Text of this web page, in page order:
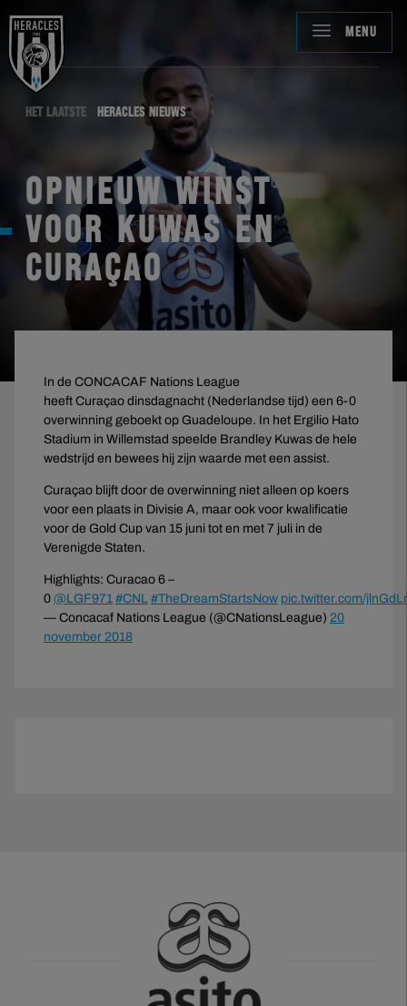
MENU
HET LAATSTE HERACLES NIEUWS
OPNIEUW WINST
VOOR KUWAS EN
CURAÇAO
In de CONCACAF Nations League
heeft Curaçao dinsdagnacht (Nederlandse tijd) een 6-0
overwinning geboekt op Guadeloupe. In het Ergilio Hato
Stadium in Willemstad speelde Brandley Kuwas de hele
wedstrijd en bewees hij zijn waarde met een assist.
Curaçao blijft door de overwinning niet alleen op koers
voor een plaats in Divisie A, maar ook voor kwalificatie
voor de Gold Cup van 15 juni tot en met 7 juli in de
Verenigde Staten.
Highlights: Curacao 6 –
0 @LGF971 #CNL #TheDreamStartsNow pic.twitter.com/
— Concacaf Nations League (@CNationsLeague) 20
november 2018